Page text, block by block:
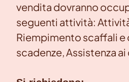
vendita dovranno
seguenti attività:
Riempimento scaffali
scadenze, Assistenza